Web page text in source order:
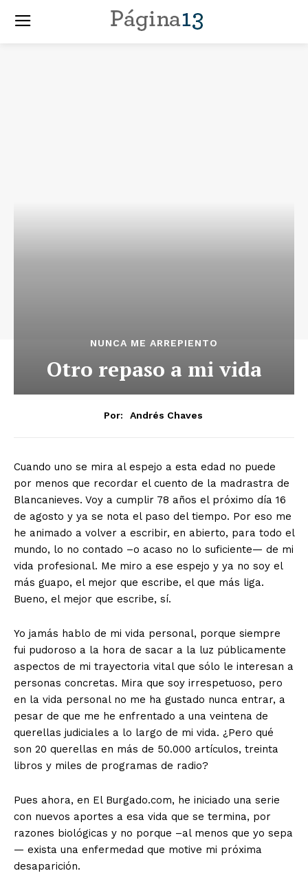
NUNCA ME ARREPIENTO
Otro repaso a mi vida
Por: Andrés Chaves
Cuando uno se mira al espejo a esta edad no puede
por menos que recordar el cuento de la madrastra de
Blancanieves. Voy a cumplir 78 años el próximo día 16
de agosto y ya se nota el paso del tiempo. Por eso me
he animado a volver a escribir, en abierto, para todo el
mundo, lo no contado –o acaso no lo suficiente— de mi
vida profesional. Me miro a ese espejo y ya no soy el
más guapo, el mejor que escribe, el que más liga.
Bueno, el mejor que escribe, sí.
Yo jamás hablo de mi vida personal, porque siempre
fui pudoroso a la hora de sacar a la luz públicamente
aspectos de mi trayectoria vital que sólo le interesan a
personas concretas. Mira que soy irrespetuoso, pero
en la vida personal no me ha gustado nunca entrar, a
pesar de que me he enfrentado a una veintena de
querellas judiciales a lo largo de mi vida. ¿Pero qué
son 20 querellas en más de 50.000 artículos, treinta
libros y miles de programas de radio?
Pues ahora, en El Burgado.com, he iniciado una serie
con nuevos aportes a esa vida que se termina, por
razones biológicas y no porque –al menos que yo sepa
— exista una enfermedad que motive mi próxima
desaparición.